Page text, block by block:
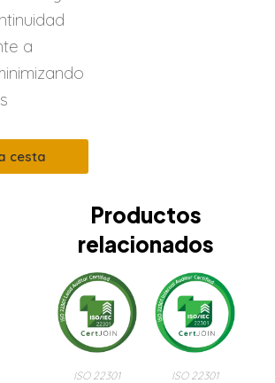
a
cesta
Productos
relacionados
ISO 22301 ISO 22301